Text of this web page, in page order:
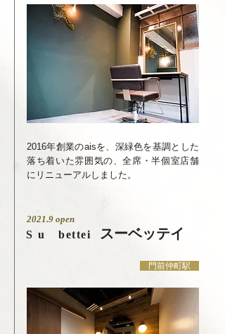
2016年創業のaisを、深緑色を基調とした
落ち着いた雰囲気の、全席・半個室店舗
にリニューアルしました。
2021.9 open
Su bettei スーベッテイ
門前仲町駅